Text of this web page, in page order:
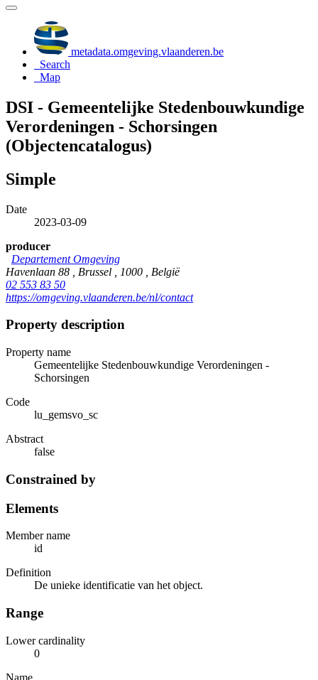
metadata.omgeving.vlaanderen.be
Search
Map
DSI - Gemeentelijke Stedenbouwkundige
Verordeningen - Schorsingen
(Objectencatalogus)
Simple
Date
2023-03-09
producer
Departement Omgeving
Havenlaan 88 , Brussel , 1000 , België
02 553 83 50
https://omgeving.vlaanderen.be/nl/contact
Property description
Property name
Gemeentelijke Stedenbouwkundige Verordeningen -
Schorsingen
Code
lu_gemsvo_sc
Abstract
false
Constrained by
Elements
Member name
id
Definition
De unieke identificatie van het object.
Range
Lower cardinality
0
Name